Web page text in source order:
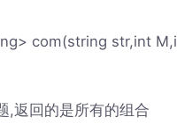
com(string str,int
,返回的是所有的组合